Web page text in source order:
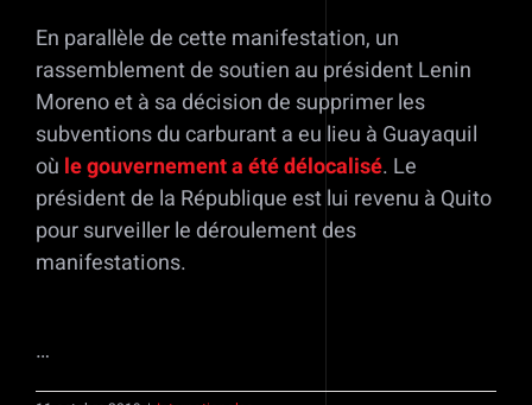
En parallèle de cette manifestation, un
rassemblement de soutien au président Lenin
Moreno et à sa décision de supprimer les
subventions du carburant a eu lieu à Guayaquil
où le gouvernement a été délocalisé. Le
président de la République est lui revenu à Quito
pour surveiller le déroulement des
manifestations.
…